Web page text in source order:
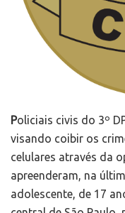
Policiais civis do 3º
visando coibir os
celulares através da
apreenderam, na
adolescente, de 17